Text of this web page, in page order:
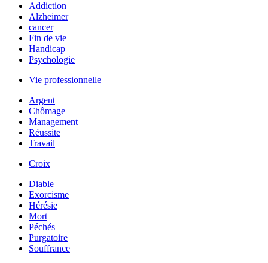
Addiction
Alzheimer
cancer
Fin de vie
Handicap
Psychologie
Vie professionnelle
Argent
Chômage
Management
Réussite
Travail
Croix
Diable
Exorcisme
Hérésie
Mort
Péchés
Purgatoire
Souffrance